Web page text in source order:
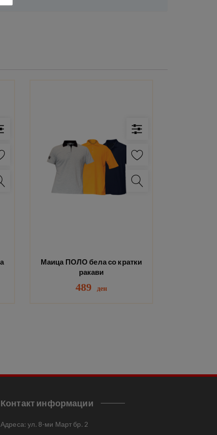
Маица ПОЛО бела со кратки
ракави
489 ден
Контакт информации
Адреса: ул. 8-ми Март бр. 2